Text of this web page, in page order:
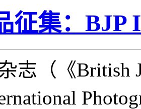
征集：BJP
志（《British